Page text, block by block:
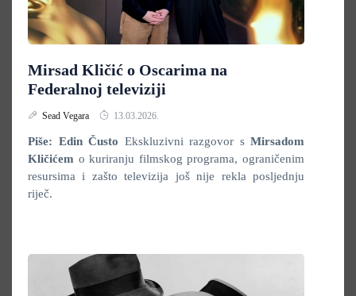
Mirsad Kličić o Oscarima na
Federalnoj televiziji
Sead Vegara 13.03.2026.
Piše: Edin Čusto Ekskluzivni razgovor s Mirsadom
Kličićem o kuriranju filmskog programa, ograničenim
resursima i zašto televizija još nije rekla posljednju
riječ.